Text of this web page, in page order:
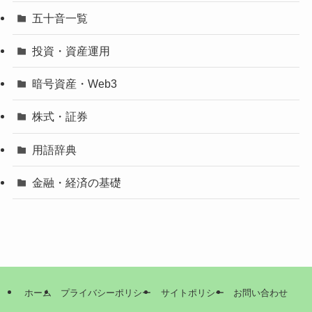
五十音一覧
投資・資産運用
暗号資産・Web3
株式・証券
用語辞典
金融・経済の基礎
ホーム プライバシーポリシー サイトポリシー お問い合わせ